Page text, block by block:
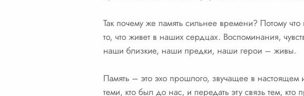
Так почему же память сильнее времени? Потому
то, что живет в наших сердцах. Воспоминания,
наши близкие, наши предки, наши герои – живы.
Память – это эхо прошлого, звучащее в
теми, кто был до нас, и передать эту связь тем,